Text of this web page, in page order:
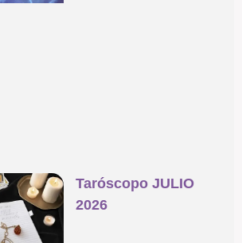
Taróscopo JULIO
2026